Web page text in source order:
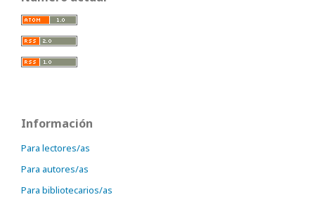
Información
Para lectores/as
Para autores/as
Para bibliotecarios/as